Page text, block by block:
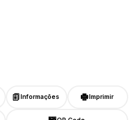
Informações Imprimir